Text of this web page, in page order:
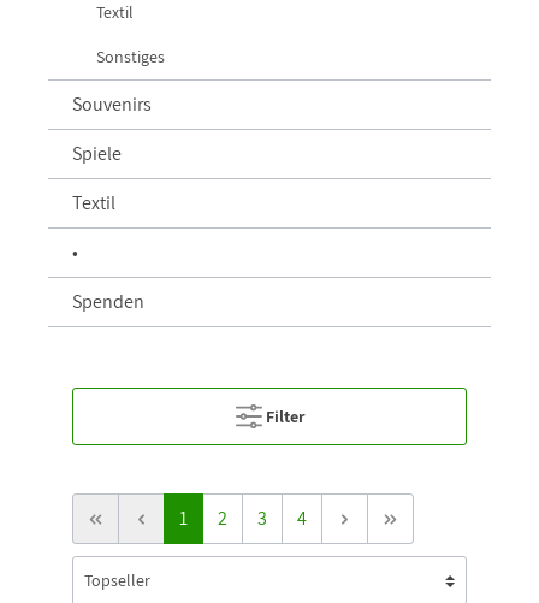
Textil
Sonstiges
Souvenirs
Spiele
Textil
•
Spenden
Filter
1 2 3 4